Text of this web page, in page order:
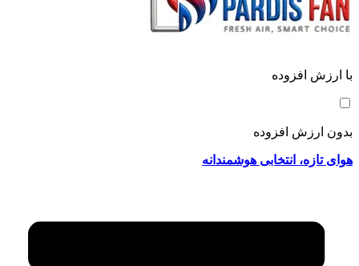
با ارزش افزوده
بدون ارزش افزوده
هوای تازه، انتخابی هوشمندانه